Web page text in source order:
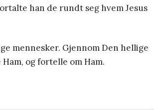
han de rundt seg hvem Jesus
mennesker. Gjennom Den hellige
og fortelle om Ham.